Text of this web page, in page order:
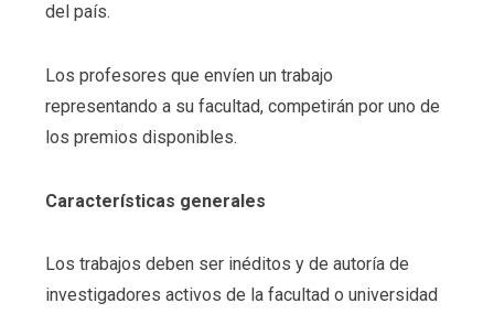
del país.
Los profesores que envíen un trabajo
representando a su facultad, competirán por uno de
los premios disponibles.
Características generales
Los trabajos deben ser inéditos y de autoría de
investigadores activos de la facultad o universidad